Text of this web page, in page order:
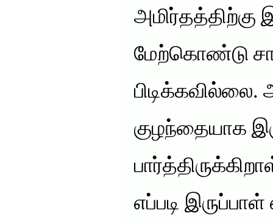
அமிர்தத்திற்கு
மேற்கொண்டு
குழந்தையாக
எப்படி